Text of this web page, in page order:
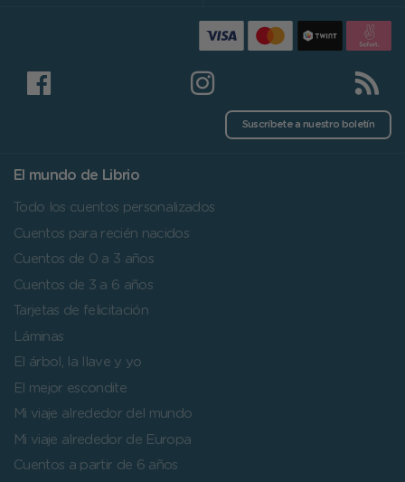
Suscríbete a nuestro boletín
El mundo de Librio
Todo los cuentos personalizados
Cuentos para recién nacidos
Cuentos de 0 a 3 años
Cuentos de 3 a 6 años
Tarjetas de felicitación
Láminas
El árbol, la llave y yo
El mejor escondite
Mi viaje alrededor del mundo
Mi viaje alrededor de Europa
Cuentos a partir de 6 años